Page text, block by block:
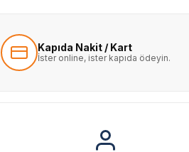
Kapıda Nakit / Kart
İster online, ister kapıda ödeyin.